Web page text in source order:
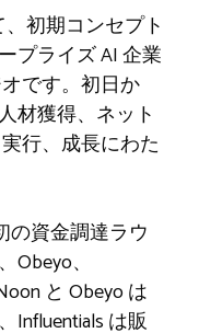
初期コンセプト
プライズ AI 企業
です。初日か
材獲得、ネット
行、成長にわた
の資金調達ラウ
Obeyo、
と Obeyo は
Influentials は販